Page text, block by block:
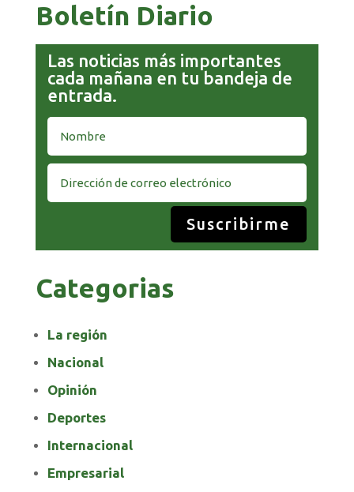
Boletín Diario
Las noticias más importantes
cada mañana en tu bandeja de
entrada.
Suscribirme
Categorias
La región
Nacional
Opinión
Deportes
Internacional
Empresarial